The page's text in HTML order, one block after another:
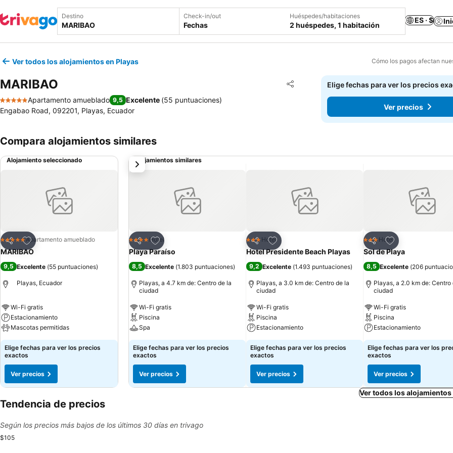
Destino Check-in/out
Fechas
Huéspedes/habitaciones
2 huéspedes, 1 habitación
ES · $
Ver todos los alojamientos en Playas Cómo los pagos afectan
MARIBAO Compartir
Agregar a favoritos
5 Estrellas
Apartamento amueblado 9,5 Excelente (55 puntuaciones)
Engabao Road, 092201, Playas, Ecuador
Elige fechas para ver los precios
Ver precios
Compara alojamientos similares
Alojamiento seleccionado
Compartir
Agregar a favoritos
5 EstrellasApartamento amueblado
MARIBAO
9,5 Excelente (55 puntuaciones)
Playas, Ecuador
Wi-Fi gratis
Estacionamiento
Mascotas permitidas
Elige fechas para ver los precios
exactos
Ver precios
Alojamientos similares
Compartir
Agregar a favoritos
4 EstrellasHotel
Playa Paraíso
8,5 Excelente (1.803 puntuaciones)
Playas, a 4.7 km de: Centro de la
ciudad
Wi-Fi gratis
Piscina
Spa
Elige fechas para ver los precios
exactos
Ver precios
Compartir
Agregar a favoritos
3 Estrellas
Hotel
Hotel Presidente Beach Playas
9,2 Excelente (1.493 puntuaciones)
Playas, a 3.0 km de: Centro de la
ciudad
Wi-Fi gratis
Piscina
Estacionamiento
Elige fechas para ver los precios
exactos
Ver precios
Compartir
Agregar a
3 Estrellas
Hotel
Sol de Playa
8,5 Excelente (206
Playas, a 2.0 km de: Centro
ciudad
Wi-Fi gratis
Piscina
Estacionamiento
Elige fechas para ver los
exactos
Ver precios
siguiente
Ver todos los alojamientos
Tendencia de precios
Según los precios más bajos de los últimos 30 días en trivago
$105